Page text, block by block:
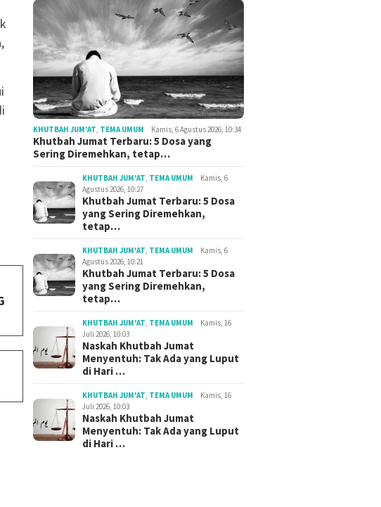
KHUTBAH JUM'AT, TEMA UMUM Kamis, 6 Agustus 2026, 10:34
Khutbah Jumat Terbaru: 5 Dosa yang
Sering Diremehkan, tetap…
KHUTBAH JUM'AT, TEMA UMUM
Kamis, 6
Agustus 2026, 10:27
Khutbah Jumat Terbaru: 5 Dosa
yang Sering Diremehkan,
tetap…
KHUTBAH JUM'AT, TEMA UMUM
Kamis, 6
Agustus 2026, 10:21
Khutbah Jumat Terbaru: 5 Dosa
yang Sering Diremehkan,
tetap…
KHUTBAH JUM'AT, TEMA UMUM
Kamis, 16
Juli 2026, 10:03
Naskah Khutbah Jumat
Menyentuh: Tak Ada yang Luput
di Hari …
KHUTBAH JUM'AT, TEMA UMUM
Kamis, 16
Juli 2026, 10:03
Naskah Khutbah Jumat
Menyentuh: Tak Ada yang Luput
di Hari …